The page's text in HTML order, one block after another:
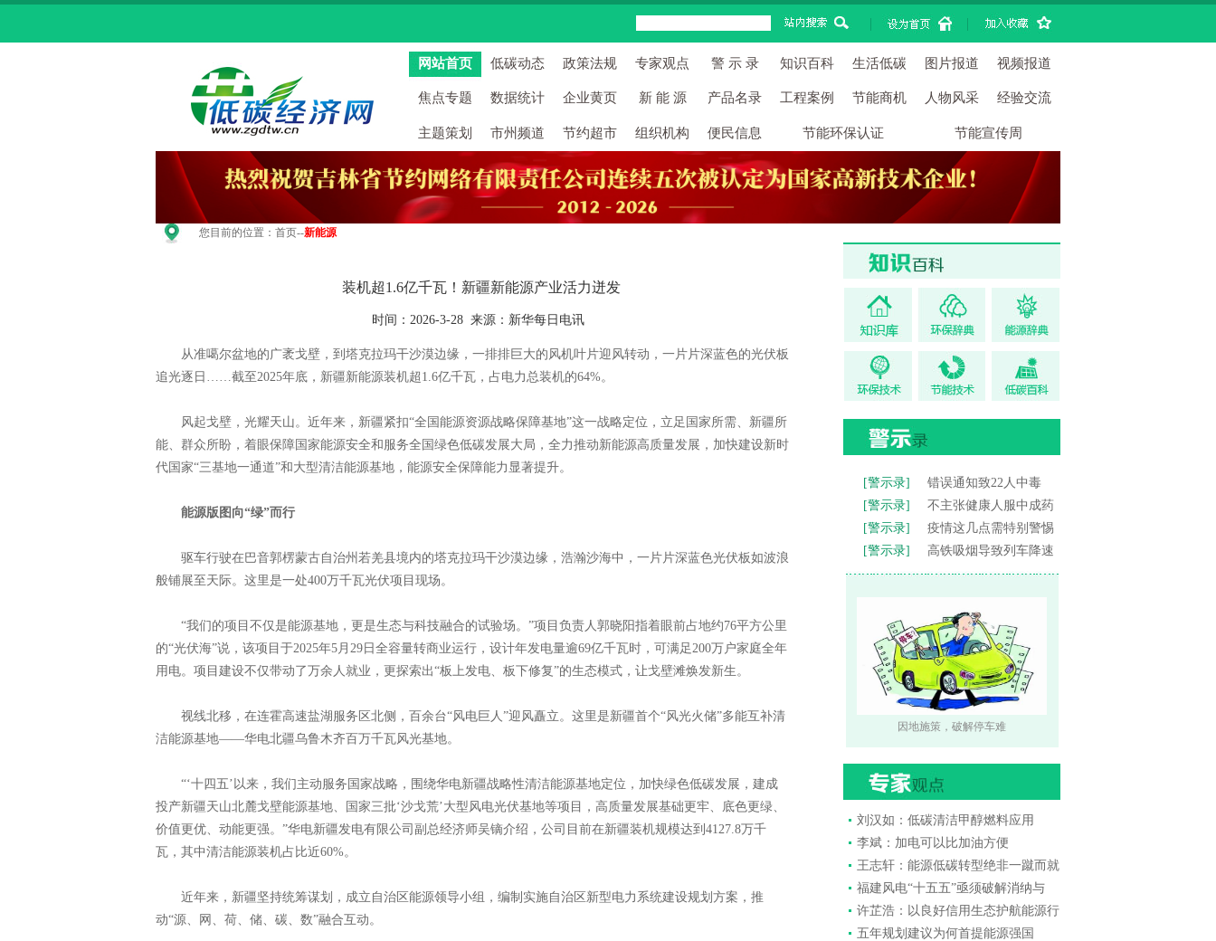
| |
网站首页 低碳动态 政策法规 专家观点 警 示 录 知识百科 生活低碳 图片报道 视频报道
焦点专题 数据统计 企业黄页 新 能 源 产品名录 工程案例 节能商机 人物风采 经验交流
主题策划 市州频道 节约超市 组织机构 便民信息 节能环保认证 节能宣传周
您目前的位置： 首页--新能源
装机超1.6亿千瓦！新疆新能源产业活力迸发
时间：2026-3-28 来源：新华每日电讯
从准噶尔盆地的广袤戈壁，到塔克拉玛干沙漠边缘，一排排巨大的风机叶片迎风转动，一片片深蓝色的光伏板
追光逐日……截至2025年底，新疆新能源装机超1.6亿千瓦，占电力总装机的64%。
风起戈壁，光耀天山。近年来，新疆紧扣“全国能源资源战略保障基地”这一战略定位，立足国家所需、新疆所
能、群众所盼，着眼保障国家能源安全和服务全国绿色低碳发展大局，全力推动新能源高质量发展，加快建设新时
代国家“三基地一通道”和大型清洁能源基地，能源安全保障能力显著提升。
能源版图向“绿”而行
驱车行驶在巴音郭楞蒙古自治州若羌县境内的塔克拉玛干沙漠边缘，浩瀚沙海中，一片片深蓝色光伏板如波浪
般铺展至天际。这里是一处400万千瓦光伏项目现场。
“我们的项目不仅是能源基地，更是生态与科技融合的试验场。”项目负责人郭晓阳指着眼前占地约76平方公里
的“光伏海”说，该项目于2025年5月29日全容量转商业运行，设计年发电量逾69亿千瓦时，可满足200万户家庭全年
用电。项目建设不仅带动了万余人就业，更探索出“板上发电、板下修复”的生态模式，让戈壁滩焕发新生。
视线北移，在连霍高速盐湖服务区北侧，百余台“风电巨人”迎风矗立。这里是新疆首个“风光火储”多能互补清
洁能源基地——华电北疆乌鲁木齐百万千瓦风光基地。
“‘十四五’以来，我们主动服务国家战略，围绕华电新疆战略性清洁能源基地定位，加快绿色低碳发展，建成
投产新疆天山北麓戈壁能源基地、国家三批‘沙戈荒’大型风电光伏基地等项目，高质量发展基础更牢、底色更绿、
价值更优、动能更强。”华电新疆发电有限公司副总经济师吴镝介绍，公司目前在新疆装机规模达到4127.8万千
瓦，其中清洁能源装机占比近60%。
近年来，新疆坚持统筹谋划，成立自治区能源领导小组，编制实施自治区新型电力系统建设规划方案，推
动“源、网、荷、储、碳、数”融合互动。
[警示录]
错误通知致22人中毒
[警示录]
不主张健康人服中成药
[警示录]
疫情这几点需特别警惕
[警示录]
高铁吸烟导致列车降速
因地施策，破解停车难
刘汉如：低碳清洁甲醇燃料应用
李斌：加电可以比加油方便
王志轩：能源低碳转型绝非一蹴而就
福建风电“十五五”亟须破解消纳与
许芷浩：以良好信用生态护航能源行
五年规划建议为何首提能源强国